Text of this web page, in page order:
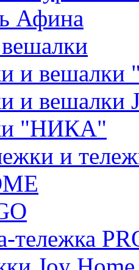
Афина
и вешалки
и вешалки
"НИКА"
и
тележка